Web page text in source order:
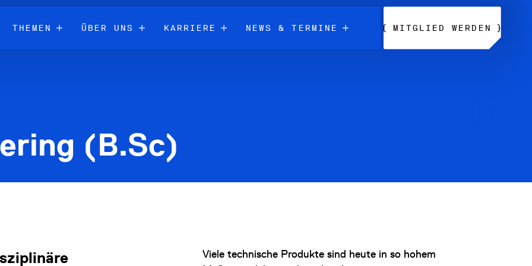
THEMEN ÜBER UNS KARRIERE NEWS & TERMINE { MITGLIED WERDEN }
(B.Sc)
Viele technische Produkte sind heute in so hohem